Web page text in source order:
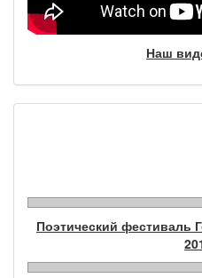
Наш
Поэтический фестиваль